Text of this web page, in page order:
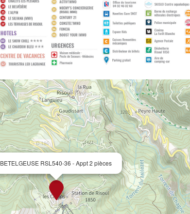
BETELGEUSE RSL540-36 - Appt 2 pièces